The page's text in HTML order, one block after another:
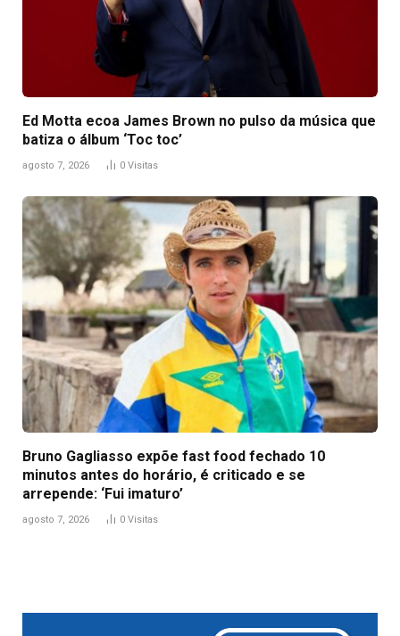
Ed Motta ecoa James Brown no pulso da música que
batiza o álbum ‘Toc toc’
agosto 7, 2026 0 Visitas
Bruno Gagliasso expõe fast food fechado 10
minutos antes do horário, é criticado e se
arrepende: ‘Fui imaturo’
agosto 7, 2026 0 Visitas